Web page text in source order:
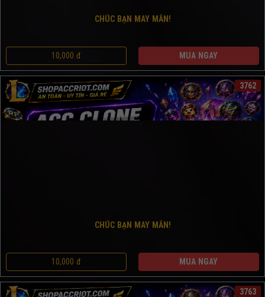
CHÚC BẠN MAY MẮN!
10,000 đ MUA NGAY
3762
CHÚC BẠN MAY MẮN!
10,000 đ MUA NGAY
3763